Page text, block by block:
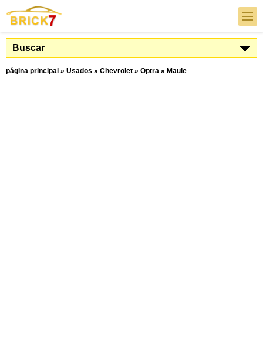
Buscar
página principal » Usados » Chevrolet » Optra » Maule